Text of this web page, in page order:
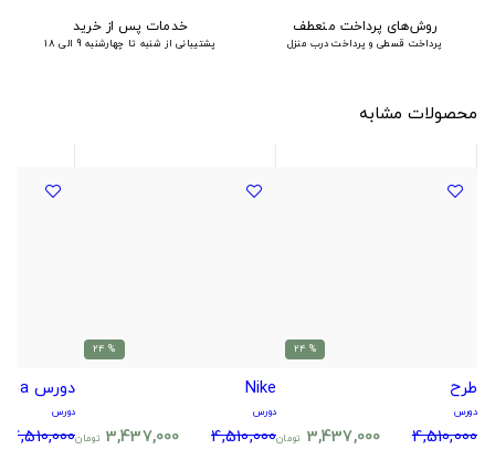
روش‌های پرداخت منعطف
پرداخت قسطی و پرداخت درب منزل
خدمات پس از خرید
پشتیبانی از شنبه تا چهارشنبه 9 الی 18
محصولات مشابه
% 24
طرح
دورس
4,510,000
3,437,000 تومان
% 24
Nike
دورس
4,510,000
3,437,000 تومان
دورس Anathema
دورس
4,510,000